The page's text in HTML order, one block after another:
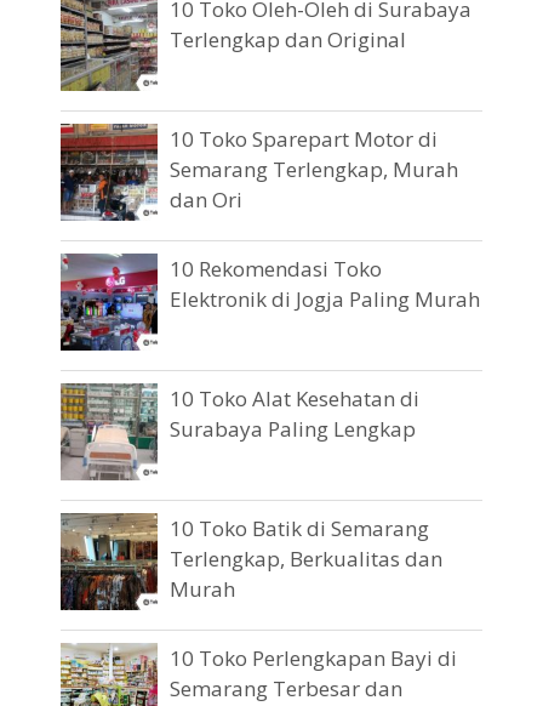
10 Toko Oleh-Oleh di Surabaya
Terlengkap dan Original
10 Toko Sparepart Motor di
Semarang Terlengkap, Murah
dan Ori
10 Rekomendasi Toko
Elektronik di Jogja Paling Murah
10 Toko Alat Kesehatan di
Surabaya Paling Lengkap
10 Toko Batik di Semarang
Terlengkap, Berkualitas dan
Murah
10 Toko Perlengkapan Bayi di
Semarang Terbesar dan